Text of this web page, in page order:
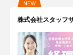
NEW
株式会社スタッフ